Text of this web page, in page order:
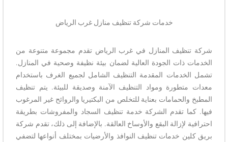
خدمات شركة تنظيف منازل غرب الرياض
شركة تنظيف المنازل في غرب الرياض تقدم مجموعة متنوعة من
الخدمات ذات الجودة العالية لضمان بيئة نظيفة وصحية في المنازل.
تشمل الخدمات المقدمة التنظيف الشامل لجميع الغرف باستخدام
معدات متطورة ومواد التنظيف الآمنة وصديقة للبيئة. يتم تنظيف
المطبخ والحمامات بعناية للتخلص من البكتيريا والروائح غير المرغوب
فيها. كما تقدم الشركة خدمة تنظيف السجاد والمفروشات بطريقة
احترافية لإزالة البقع والأوساخ العالقة. بالإضافة إلى ذلك، تقدم شركة
بريق كلين خدمات تنظيف النوافذ والأرضيات بمختلف أنواعها لتضفي